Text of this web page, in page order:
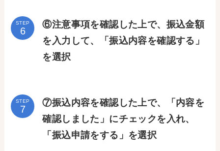
STEP
⑥注意事項を確認した上で、振込金額
を入力して、「振込内容を確認する」
を選択
STEP
⑦振込内容を確認した上で、「内容を
確認しました」にチェックを入れ、
「振込申請をする」を選択